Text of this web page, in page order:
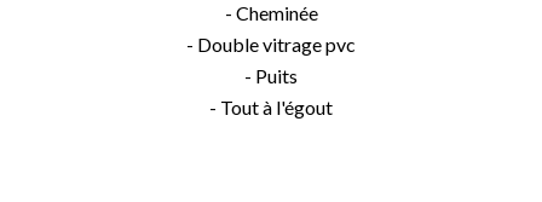
- Cheminée
- Double vitrage pvc
- Puits
- Tout à l'égout